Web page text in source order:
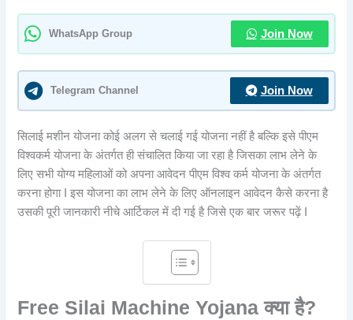
WhatsApp Group Join Now
Telegram Channel Join Now
सिलाई मशीन योजना कोई अलग से चलाई गई योजना नहीं है बल्कि इसे पीएम
विश्वकर्म योजना के अंतर्गत ही संचालित किया जा रहा है जिसका लाभ लेने के
लिए सभी योग्य महिलाओं को अपना आवेदन पीएम विश्व कर्म योजना के अंतर्गत
करना होगा I इस योजना का लाभ लेने के लिए ऑनलाइन आवेदन कैसे करना है
उसकी पूरी जानकारी नीचे आर्टिकल में दी गई है जिसे एक बार जरूर पढ़ें I
Free Silai Machine Yojana क्या है?